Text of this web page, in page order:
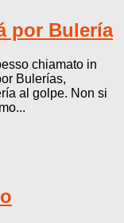
por Bulería
chiamato in
Bulerías,
al golpe. Non si